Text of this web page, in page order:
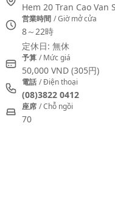
Hem 20 Tran Cao Van
営業時間 / Giờ mở cửa
8～22時
定休日: 無休
予算 / Mức giá
50,000 VND (305円)
電話 / Điện thoại
(08)3822 0412
座席 / Chỗ ngồi
70